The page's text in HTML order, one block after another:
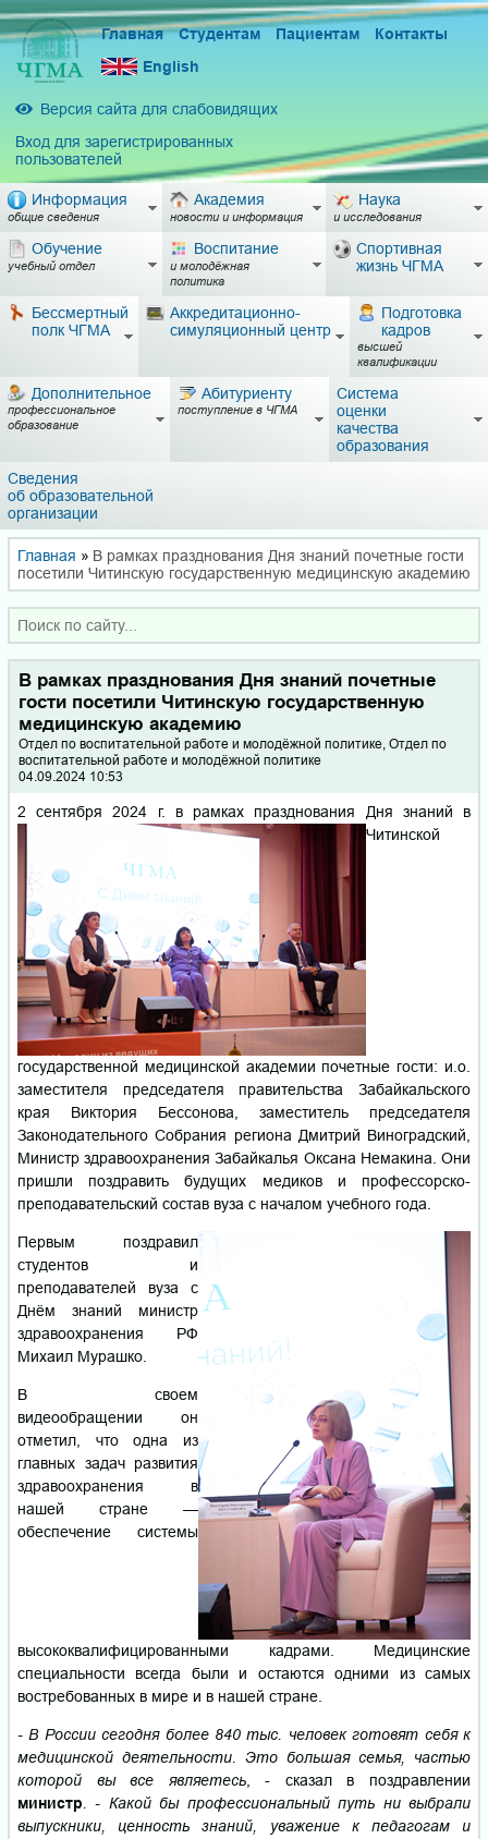
Главная Студентам Пациентам
Контакты
English
Версия сайта для слабовидящих
Вход для зарегистрированных
пользователей
Информация
общие сведения
Академия
новости и информация
Наука
и исследования
Обучение
учебный отдел
Воспитание
и молодёжная
политика
Спортивная
жизнь ЧГМА
Бессмертный
полк ЧГМА
Аккредитационно-
симуляционный центр
Подготовка
кадров
высшей
квалификации
Дополнительное
профессиональное
образование
Абитуриенту
поступление в ЧГМА
Система
оценки
качества
образования
Сведения
об образовательной
организации
Главная » В рамках празднования Дня знаний почетные гости
посетили Читинскую государственную медицинскую академию
В рамках празднования Дня знаний почетные
гости посетили Читинскую государственную
медицинскую академию
Отдел по воспитательной работе и молодёжной политике, Отдел по
воспитательной работе и молодёжной политике
04.09.2024 10:53
2 сентября 2024 г. в рамках празднования Дня знаний в
Читинской
государственной медицинской академии почетные гости: и.о.
заместителя председателя правительства Забайкальского
края Виктория Бессонова, заместитель председателя
Законодательного Собрания региона Дмитрий Виноградский,
Министр здравоохранения Забайкалья Оксана Немакина. Они
пришли поздравить будущих медиков и профессорско-
преподавательский состав вуза с началом учебного года.
Первым поздравил
студентов и
преподавателей вуза с
Днём знаний министр
здравоохранения РФ
Михаил Мурашко.
В своем
видеообращении он
отметил, что одна из
главных задач развития
здравоохранения в
нашей стране —
обеспечение системы
высококвалифицированными кадрами. Медицинские
специальности всегда были и остаются одними из самых
востребованных в мире и в нашей стране.
- В России сегодня более 840 тыс. человек готовят себя к
медицинской деятельности. Это большая семья, частью
которой вы все являетесь, - сказал в поздравлении
министр. - Какой бы профессиональный путь ни выбрали
выпускники, ценность знаний, уважение к педагогам и